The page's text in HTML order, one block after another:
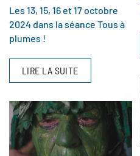
Les 13, 15, 16 et 17 octobre
2024 dans la séance Tous à
plumes !
LIRE LA SUITE